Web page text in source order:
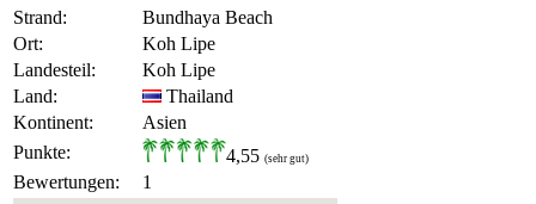
Strand:
Bundhaya Beach
Ort:
Koh Lipe
Landesteil:
Koh Lipe
Land:
Thailand
Kontinent:
Asien
Punkte:
4,55 (sehr gut)
Bewertungen: 1